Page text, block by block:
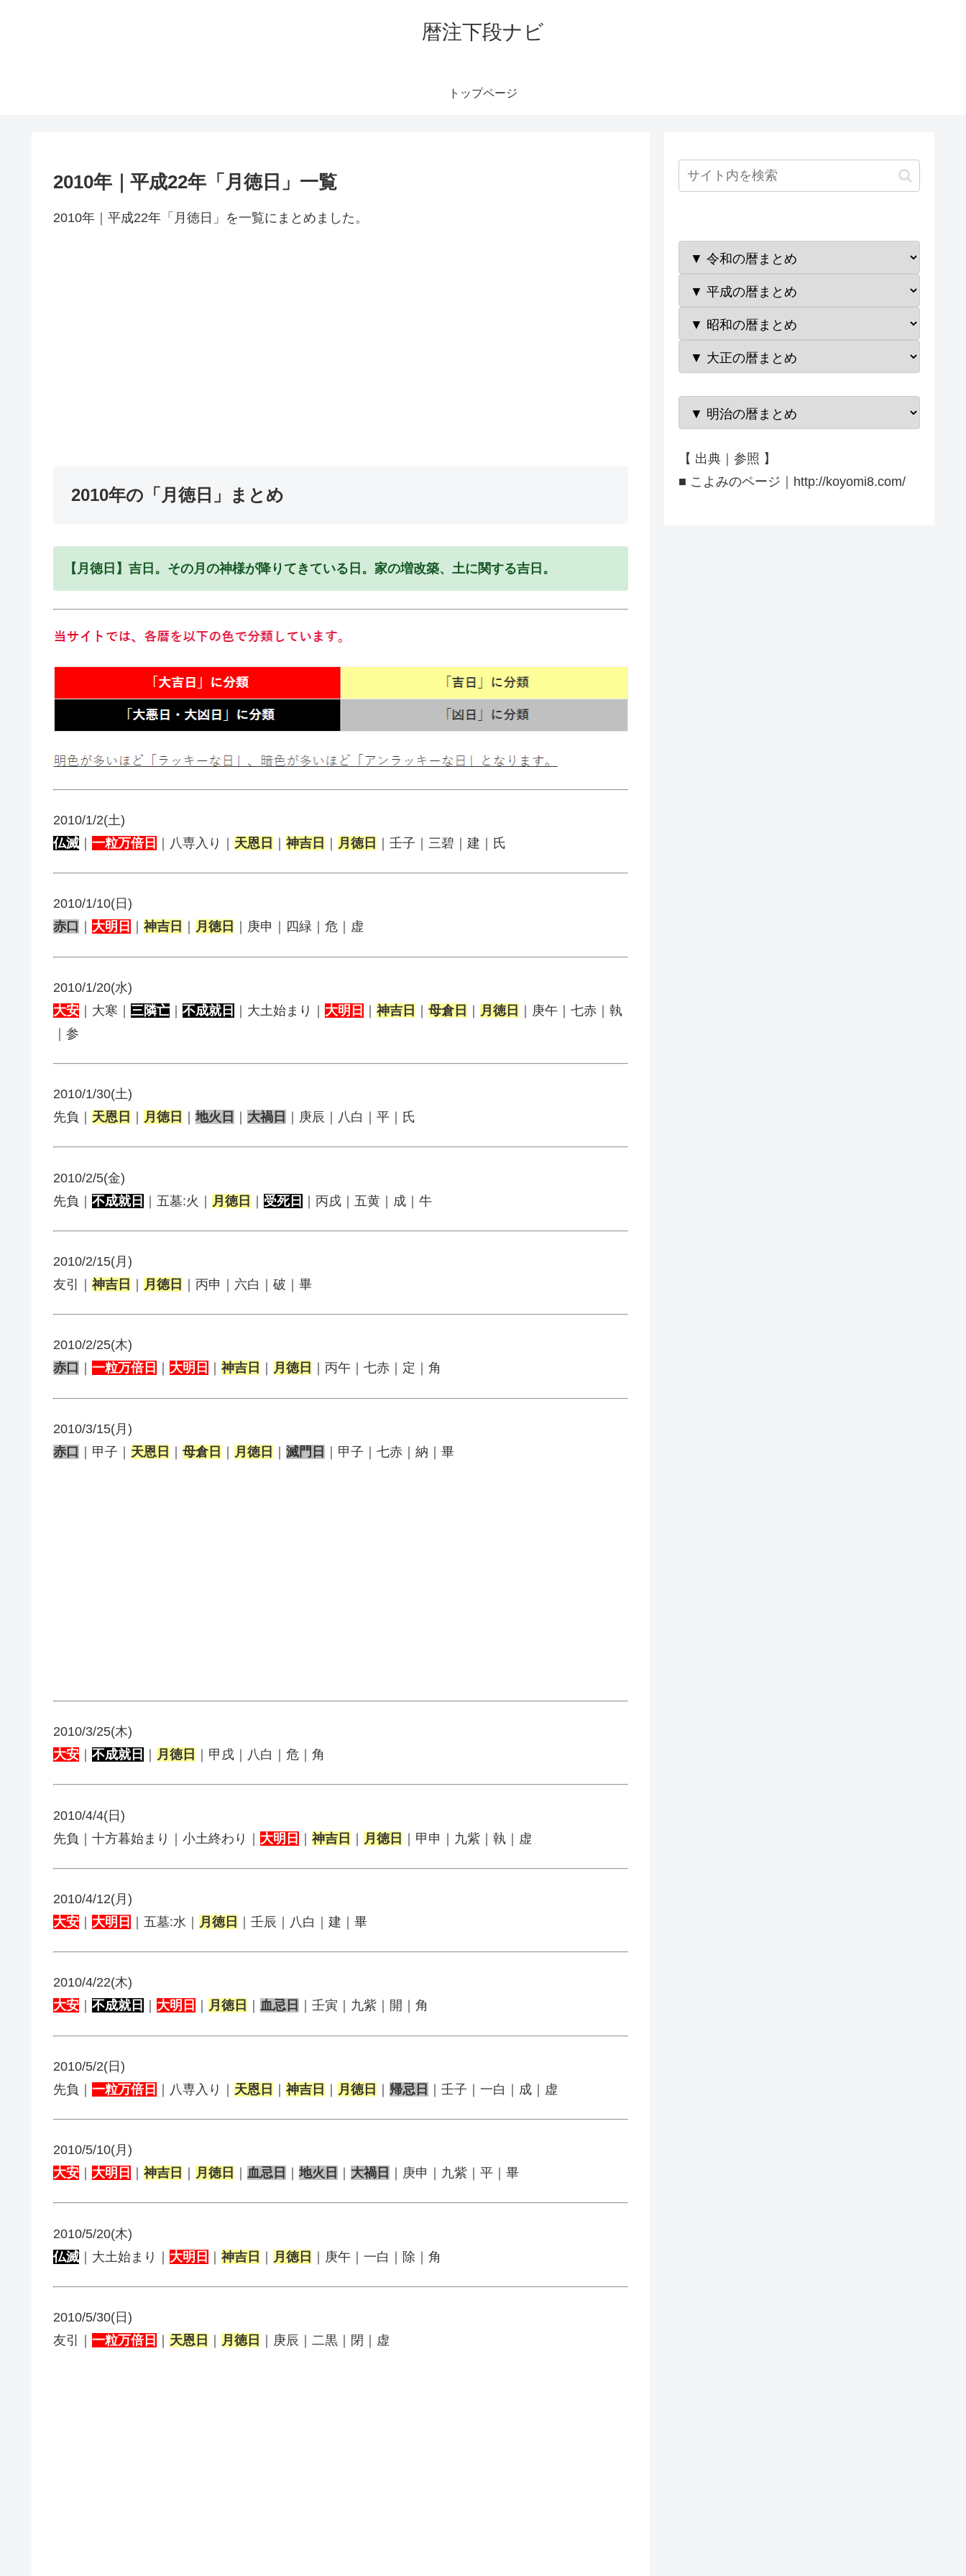
暦注下段ナビ
トップページ
2010年｜平成22年「月徳日」一覧
2010年｜平成22年「月徳日」を一覧にまとめました。
2010年の「月徳日」まとめ
【月徳日】吉日。その月の神様が降りてきている日。家の増改築、土に関する吉日。
2010/1/2(土)
仏滅
一粒万倍日 ｜八専入り｜ 天恩日 神吉日 月徳日 ｜壬子｜三碧｜建｜氏
2010/1/10(日)
赤口
大明日 神吉日 月徳日 ｜庚申｜四緑｜危｜虚
2010/1/20(水)
大安 ｜大寒｜ 三隣亡 ｜ 不成就日 ｜大土始まり｜ 大明日 ｜ 神吉日 ｜ 母倉日 ｜ 月徳日 ｜庚午｜七赤｜執
｜参
2010/1/30(土)
先負｜ 天恩日 月徳日 ｜地火日 大禍日 ｜庚辰｜八白｜平｜氏
2010/2/5(金)
先負｜ 不成就日 ｜五墓:火｜ 月徳日 ｜ 受死日 ｜丙戌｜五黄｜成｜牛
2010/2/15(月)
友引｜ 神吉日 ｜ 月徳日 ｜丙申｜六白｜破｜畢
2010/2/25(木)
赤口
一粒万倍日 大明日 神吉日 月徳日 ｜丙午｜七赤｜定｜角
2010/3/15(月)
赤口 ｜甲子｜ 天恩日 ｜ 母倉日 ｜ 月徳日 ｜ 滅門日 ｜甲子｜七赤｜納｜畢
2010/3/25(木)
大安
不成就日 月徳日 ｜甲戌｜八白｜危｜角
2010/4/4(日)
先負｜十方暮始まり｜小土終わり｜ 大明日 ｜ 神吉日 ｜ 月徳日 ｜甲申｜九紫｜執｜虚
2010/4/12(月)
大安
大明日 ｜五墓:水｜ 月徳日 ｜壬辰｜八白｜建｜畢
2010/4/22(木)
大安
不成就日 大明日 月徳日 血忌日 ｜壬寅｜九紫｜開｜角
2010/5/2(日)
先負｜ 一粒万倍日 ｜八専入り｜ 天恩日 ｜ 神吉日 ｜ 月徳日 ｜ 帰忌日 ｜壬子｜一白｜成｜虚
2010/5/10(月)
大安
大明日 神吉日 月徳日 血忌日 ｜地火日 大禍日 ｜庚申｜九紫｜平｜畢
2010/5/20(木)
仏滅 ｜大土始まり｜ 大明日 ｜ 神吉日 ｜ 月徳日 ｜庚午｜一白｜除｜角
2010/5/30(日)
友引｜ 一粒万倍日 ｜ 天恩日 ｜ 月徳日 ｜庚辰｜二黒｜閉｜虚
【 出典｜参照 】
■ こよみのページ｜http://koyomi8.com/